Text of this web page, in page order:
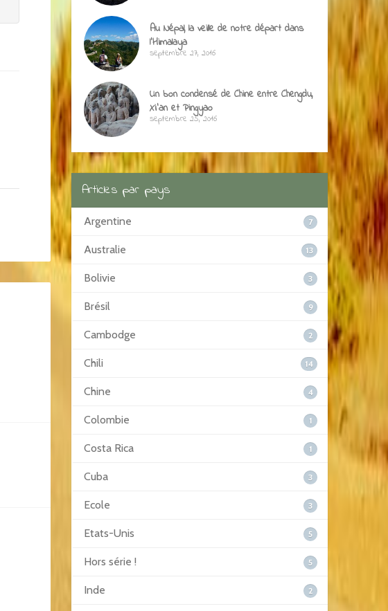
Au Népal, la veille de notre départ dans
l’Himalaya
septembre 27, 2016
Un bon condensé de Chine entre Chengdu,
Xi’an et Pingyao
septembre 25, 2016
Articles par pays
Argentine 7
Australie 13
Bolivie 3
Brésil 9
Cambodge 2
Chili 14
Chine 4
Colombie 1
Costa Rica 1
Cuba 3
Ecole 3
Etats-Unis 5
Hors série ! 5
Inde 2